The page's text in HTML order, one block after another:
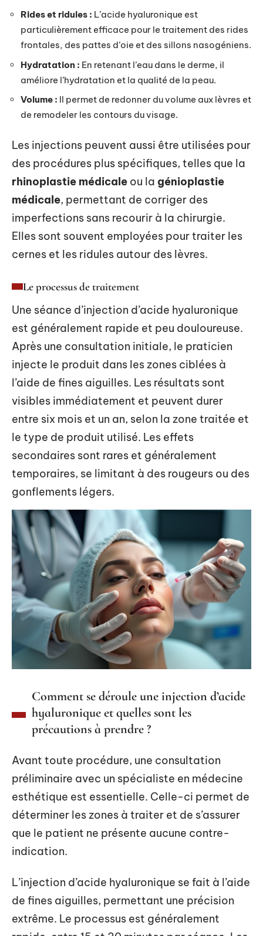
Rides et ridules : L’acide hyaluronique est
particulièrement efficace pour le traitement des rides
frontales, des pattes d’oie et des sillons nasogéniens.
Hydratation : En retenant l’eau dans le derme, il
améliore l’hydratation et la qualité de la peau.
Volume : Il permet de redonner du volume aux lèvres et
de remodeler les contours du visage.
Les injections peuvent aussi être utilisées pour
des procédures plus spécifiques, telles que la
rhinoplastie médicale ou la génioplastie
médicale, permettant de corriger des
imperfections sans recourir à la chirurgie.
Elles sont souvent employées pour traiter les
cernes et les ridules autour des lèvres.
Le processus de traitement
Une séance d’injection d’acide hyaluronique
est généralement rapide et peu douloureuse.
Après une consultation initiale, le praticien
injecte le produit dans les zones ciblées à
l’aide de fines aiguilles. Les résultats sont
visibles immédiatement et peuvent durer
entre six mois et un an, selon la zone traitée et
le type de produit utilisé. Les effets
secondaires sont rares et généralement
temporaires, se limitant à des rougeurs ou des
gonflements légers.
Comment se déroule une injection d’acide
hyaluronique et quelles sont les
précautions à prendre ?
Avant toute procédure, une consultation
préliminaire avec un spécialiste en médecine
esthétique est essentielle. Celle-ci permet de
déterminer les zones à traiter et de s’assurer
que le patient ne présente aucune contre-
indication.
L’injection d’acide hyaluronique se fait à l’aide
de fines aiguilles, permettant une précision
extrême. Le processus est généralement